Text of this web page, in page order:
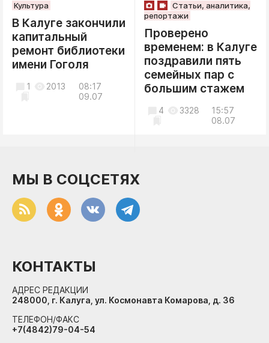
Культура
В Калуге закончили
капитальный
ремонт библиотеки
имени Гоголя
08:17
09.07
1 2013
Статьи, аналитика,
репортажи
Проверено
временем: в Калуге
поздравили пять
семейных пар с
большим стажем
15:57
08.07
4 3328
МЫ В СОЦСЕТЯХ
КОНТАКТЫ
АДРЕС РЕДАКЦИИ
248000, г. Калуга, ул. Космонавта Комарова, д. 36
ТЕЛЕФОН/ФАКС
+7(4842)79-04-54